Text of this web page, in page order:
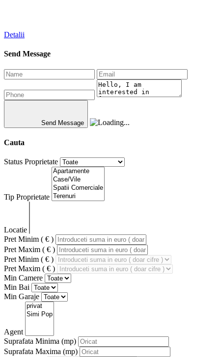
Detalii
Send Message
Send Message
Cauta
Status Proprietate
Tip Proprietate
Locatie
Pret Minim ( € )
Pret Maxim ( € )
Pret Minim ( € )
Pret Maxim ( € )
Min Camere
Min Bai
Min Garaje
Agent
Suprafata Minima (mp)
Suprafata Maxima (mp)